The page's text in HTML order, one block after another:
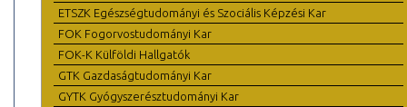
ETSZK Egészségtudományi és Szociális Képzési Kar
FOK Fogorvostudományi Kar
FOK-K Külföldi Hallgatók
GTK Gazdaságtudományi Kar
GYTK Gyógyszerésztudományi Kar